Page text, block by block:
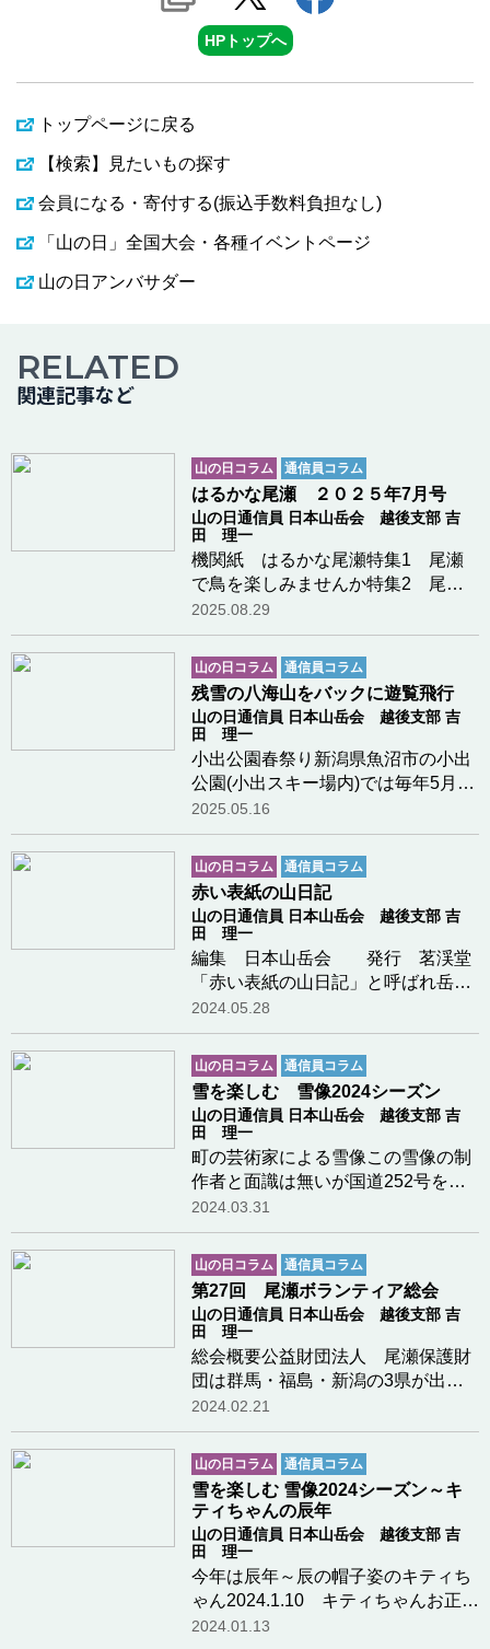
HPトップへ
トップページに戻る
【検索】見たいもの探す
会員になる・寄付する(振込手数料負担なし)
「山の日」全国大会・各種イベントページ
山の日アンバサダー
RELATED
関連記事など
山の日コラム 通信員コラム
はるかな尾瀬 ２０２５年7月号
山の日通信員 日本山岳会 越後支部 吉
田 理一
機関紙 はるかな尾瀬特集1 尾瀬
で鳥を楽しみませんか特集2 尾瀬
とインタープリテーション
2025.08.29
山の日コラム 通信員コラム
残雪の八海山をバックに遊覧飛行
山の日通信員 日本山岳会 越後支部 吉
田 理一
小出公園春祭り新潟県魚沼市の小出
公園(小出スキー場内)では毎年5月5
日の子供の日に春祭りが行われてい
る。今年は好天に恵まれて大勢の家
族連れで賑わっていた。ヘリコプタ
ーによる遊覧飛行は一回の乗客定員
が6名で約1時間…つづきを読む
2025.05.16
山の日コラム 通信員コラム
赤い表紙の山日記
山の日通信員 日本山岳会 越後支部 吉
田 理一
編集 日本山岳会 発行 茗渓堂
「赤い表紙の山日記」と呼ばれ岳人
に長い間愛用された山日記。創刊は
1930(昭和5)年である、戦中戦後の一
時期の休刊を除いて1989(平成元)年
の終刊号まで53集発行された。発行
部数が最大だっ…つづきを読む
2024.05.28
山の日コラム 通信員コラム
雪を楽しむ 雪像2024シーズン
山の日通信員 日本山岳会 越後支部 吉
田 理一
町の芸術家による雪像この雪像の制
作者と面識は無いが国道252号を通
るたびに写真を撮らせていただいて
いる。新潟県魚沼市堀之内地区下稲
倉開発センター前制作者の才能には
驚くばかりである。空飛ぶドラエモ
ンちいかわ３体お…つづきを読む
2024.03.31
山の日コラム 通信員コラム
第27回 尾瀬ボランティア総会
山の日通信員 日本山岳会 越後支部 吉
田 理一
総会概要公益財団法人 尾瀬保護財
団は群馬・福島・新潟の3県が出資
して設立された財団法人で事務局は
群馬県庁20Fに置かれている。財団
に登録しているボランティアは毎年
2月に総会を開催している。主
催 (公財)尾瀬保護…つづきを
読む
2024.02.21
山の日コラム 通信員コラム
雪を楽しむ 雪像2024シーズン～キ
ティちゃんの辰年
山の日通信員 日本山岳会 越後支部 吉
田 理一
今年は辰年～辰の帽子姿のキティち
ゃん2024.1.10 キティちゃんお正
月、辰の帽子で新年のご挨拶。
2024.01.13